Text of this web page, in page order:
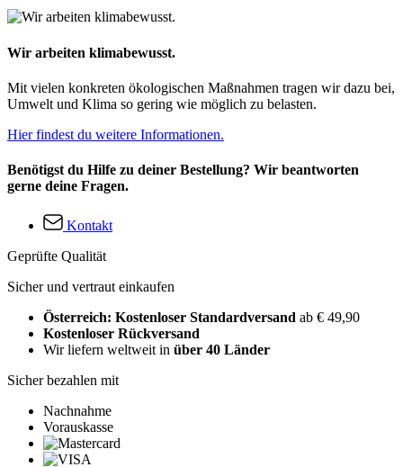
Wir arbeiten klimabewusst.
Mit vielen konkreten ökologischen Maßnahmen tragen wir dazu bei,
Umwelt und Klima so gering wie möglich zu belasten.
Hier findest du weitere Informationen.
Benötigst du Hilfe zu deiner Bestellung? Wir beantworten
gerne deine Fragen.
Kontakt
Geprüfte Qualität
Sicher und vertraut einkaufen
Österreich: Kostenloser Standardversand ab € 49,90
Kostenloser Rückversand
Wir liefern weltweit in über 40 Länder
Sicher bezahlen mit
Nachnahme
Vorauskasse